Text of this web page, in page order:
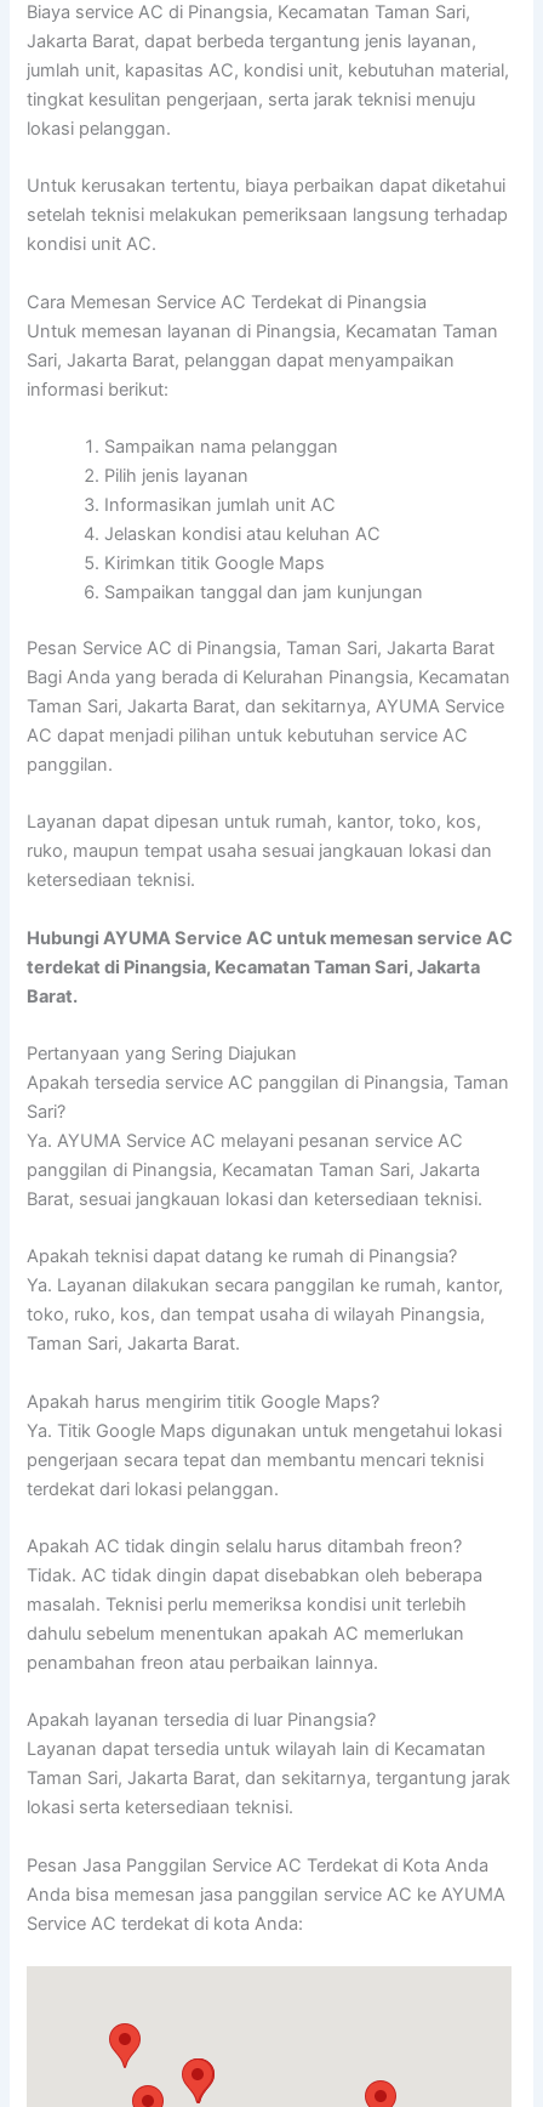
Biaya service AC di Pinangsia, Kecamatan Taman Sari,
Jakarta Barat, dapat berbeda tergantung jenis layanan,
jumlah unit, kapasitas AC, kondisi unit, kebutuhan material,
tingkat kesulitan pengerjaan, serta jarak teknisi menuju
lokasi pelanggan.
Untuk kerusakan tertentu, biaya perbaikan dapat diketahui
setelah teknisi melakukan pemeriksaan langsung terhadap
kondisi unit AC.
Cara Memesan Service AC Terdekat di Pinangsia
Untuk memesan layanan di Pinangsia, Kecamatan Taman
Sari, Jakarta Barat, pelanggan dapat menyampaikan
informasi berikut:
Sampaikan nama pelanggan
Pilih jenis layanan
Informasikan jumlah unit AC
Jelaskan kondisi atau keluhan AC
Kirimkan titik Google Maps
Sampaikan tanggal dan jam kunjungan
Pesan Service AC di Pinangsia, Taman Sari, Jakarta Barat
Bagi Anda yang berada di Kelurahan Pinangsia, Kecamatan
Taman Sari, Jakarta Barat, dan sekitarnya, AYUMA Service
AC dapat menjadi pilihan untuk kebutuhan service AC
panggilan.
Layanan dapat dipesan untuk rumah, kantor, toko, kos,
ruko, maupun tempat usaha sesuai jangkauan lokasi dan
ketersediaan teknisi.
Hubungi AYUMA Service AC untuk memesan service AC
terdekat di Pinangsia, Kecamatan Taman Sari, Jakarta
Barat.
Pertanyaan yang Sering Diajukan
Apakah tersedia service AC panggilan di Pinangsia, Taman
Sari?
Ya. AYUMA Service AC melayani pesanan service AC
panggilan di Pinangsia, Kecamatan Taman Sari, Jakarta
Barat, sesuai jangkauan lokasi dan ketersediaan teknisi.
Apakah teknisi dapat datang ke rumah di Pinangsia?
Ya. Layanan dilakukan secara panggilan ke rumah, kantor,
toko, ruko, kos, dan tempat usaha di wilayah Pinangsia,
Taman Sari, Jakarta Barat.
Apakah harus mengirim titik Google Maps?
Ya. Titik Google Maps digunakan untuk mengetahui lokasi
pengerjaan secara tepat dan membantu mencari teknisi
terdekat dari lokasi pelanggan.
Apakah AC tidak dingin selalu harus ditambah freon?
Tidak. AC tidak dingin dapat disebabkan oleh beberapa
masalah. Teknisi perlu memeriksa kondisi unit terlebih
dahulu sebelum menentukan apakah AC memerlukan
penambahan freon atau perbaikan lainnya.
Apakah layanan tersedia di luar Pinangsia?
Layanan dapat tersedia untuk wilayah lain di Kecamatan
Taman Sari, Jakarta Barat, dan sekitarnya, tergantung jarak
lokasi serta ketersediaan teknisi.
Pesan Jasa Panggilan Service AC Terdekat di Kota Anda
Anda bisa memesan jasa panggilan service AC ke AYUMA
Service AC terdekat di kota Anda: